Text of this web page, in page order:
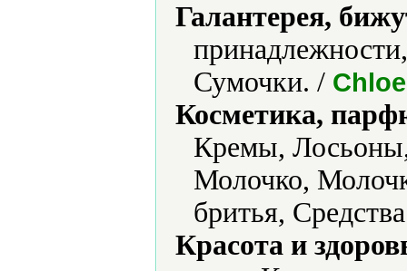
Галантерея,
Сумочки. / Chloe
Косметика,
Кремы,
Молочко,
бритья,
Красота и